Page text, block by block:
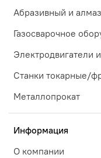
Абразивный и
Газосварочное
Электродвигатели
Станки токарные/
Металлопрокат
Информация
О компании